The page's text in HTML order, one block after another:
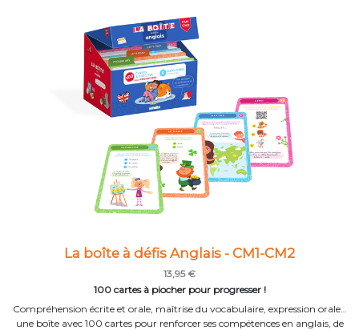
La boîte à défis Anglais - CM1-CM2
13,95 €
100 cartes à piocher pour progresser !
Compréhension écrite et orale, maîtrise du vocabulaire, expression orale…
une boîte avec 100 cartes pour renforcer ses compétences en anglais, de